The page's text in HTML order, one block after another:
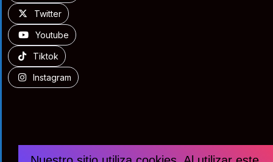
Twitter
Youtube
Tiktok
Instagram